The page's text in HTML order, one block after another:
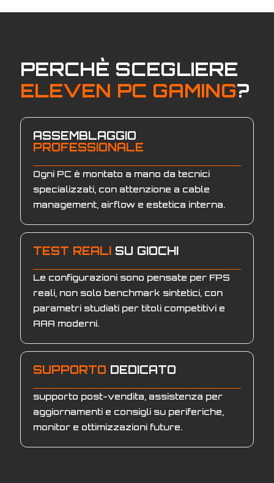
PERCHÈ SCEGLIERE
ELEVEN PC GAMING?
ASSEMBLAGGIO
PROFESSIONALE
Ogni PC è montato a mano da tecnici
specializzati, con attenzione a cable
management, airflow e estetica interna.
TEST REALI SU GIOCHI
Le configurazioni sono pensate per FPS
reali, non solo benchmark sintetici, con
parametri studiati per titoli competitivi e
AAA moderni.
SUPPORTO DEDICATO
supporto post-vendita, assistenza per
aggiornamenti e consigli su periferiche,
monitor e ottimizzazioni future.